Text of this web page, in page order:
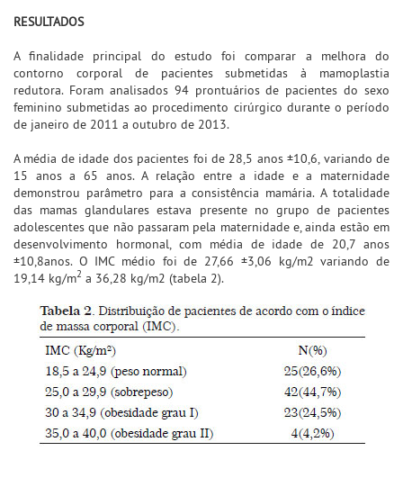
RESULTADOS
A finalidade principal do estudo foi comparar a melhora do
contorno corporal de pacientes submetidas à mamoplastia
redutora. Foram analisados 94 prontuários de pacientes do sexo
feminino submetidas ao procedimento cirúrgico durante o período
de janeiro de 2011 a outubro de 2013.
A média de idade dos pacientes foi de 28,5 anos ±10,6, variando de
15 anos a 65 anos. A relação entre a idade e a maternidade
demonstrou parâmetro para a consistência mamária. A totalidade
das mamas glandulares estava presente no grupo de pacientes
adolescentes que não passaram pela maternidade e, ainda estão em
desenvolvimento hormonal, com média de idade de 20,7 anos
±10,8anos. O IMC médio foi de 27,66 ±3,06 kg/m2 variando de
19,14 kg/m2 a 36,28 kg/m2 (tabela 2).